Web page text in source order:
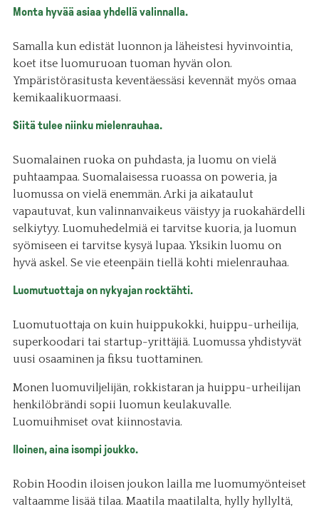
Monta hyvää asiaa yhdellä valinnalla.
Samalla kun edistät luonnon ja läheistesi hyvinvointia,
koet itse luomuruoan tuoman hyvän olon.
Ympäristörasitusta keventäessäsi kevennät myös omaa
kemikaalikuormaasi.
Siitä tulee niinku mielenrauhaa.
Suomalainen ruoka on puhdasta, ja luomu on vielä
puhtaampaa. Suomalaisessa ruoassa on poweria, ja
luomussa on vielä enemmän. Arki ja aikataulut
vapautuvat, kun valinnanvaikeus väistyy ja ruokahärdelli
selkiytyy. Luomuhedelmiä ei tarvitse kuoria, ja luomun
syömiseen ei tarvitse kysyä lupaa. Yksikin luomu on
hyvä askel. Se vie eteenpäin tiellä kohti mielenrauhaa.
Luomutuottaja on nykyajan rocktähti.
Luomutuottaja on kuin huippukokki, huippu-urheilija,
superkoodari tai startup-yrittäjiä. Luomussa yhdistyvät
uusi osaaminen ja fiksu tuottaminen.
Monen luomuviljelijän, rokkistaran ja huippu-urheilijan
henkilöbrändi sopii luomun keulakuvalle.
Luomuihmiset ovat kiinnostavia.
Iloinen, aina isompi joukko.
Robin Hoodin iloisen joukon lailla me luomumyönteiset
valtaamme lisää tilaa. Maatila maatilalta, hylly hyllyltä,